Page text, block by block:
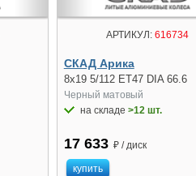
АРТИКУЛ:616734
СКАД Арика
8x19 5/112 ET47 DIA 66.6
Черный матовый
на складе >12 шт.
17 633 ₽ / диск
купить